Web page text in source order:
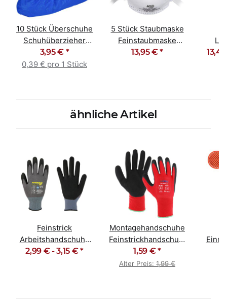
10 Stück Überschuhe
Schuhüberzieher
Überziehschuhe blau
3,95 € *
0,39 € pro 1 Stück
5 Stück Staubmaske
Feinstaubmaske
Atemschutz FFP3 NR
13,95 €*
ähnliche Artikel
Feinstrick
Arbeitshandschuhe
Montagehandschuhe
2,99 € -3,15 €*
Montagehandschuhe
Feinstrickhandschuhe
Soft Latex
1,59 €*
Alter Preis: 1,99 €